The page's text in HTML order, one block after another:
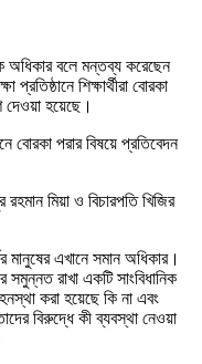
অধিকার বলে মন্তব্য করেছেন
শিক্ষার্থীরা বোরকা
দেওয়া হয়েছে।
বোরকা পরার বিষয়ে প্রতিবেদন
মিয়া ও বিচারপতি খিজির
মানুষের এখানে সমান অধিকার।
সমুন্নত রাখা একটি সাংবিধানিক
করা হয়েছে কি না এবং
বিরুদ্ধে কী ব্যবস্থা নেওয়া